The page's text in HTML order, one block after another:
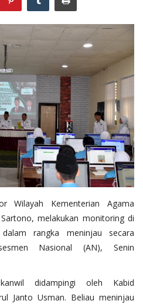
Wilayah Kementerian Agama
melakukan monitoring di
rangka meninjau secara
Nasional (AN), Senin
didampingi oleh Kabid
Janto Usman. Beliau meninjau